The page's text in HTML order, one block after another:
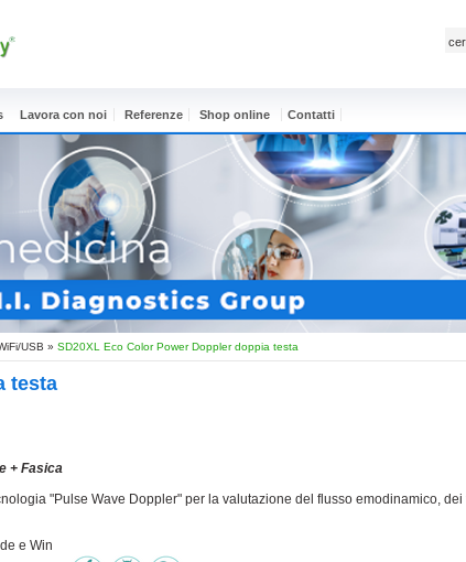
Lavora con noi Referenze Shop online Contatti
USB » SD20XL Eco Color Power Doppler doppia testa
testa
+ Fasica
"Pulse Wave Doppler" per la valutazione del flusso emodinamico, dei
e Win